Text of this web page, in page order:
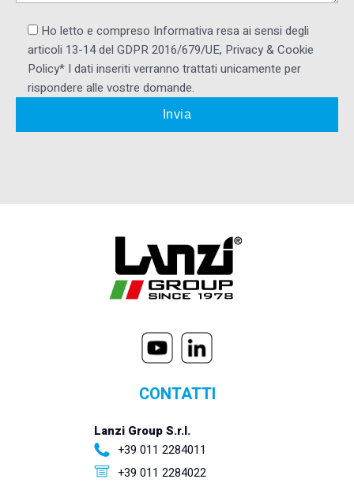
Ho letto e compreso Informativa resa ai ​sensi degli
articoli 13-14 del GDPR 2016/679/UE, Privacy & Cookie
Policy* I dati inseriti verranno trattati unicamente per
rispondere alle vostre domande.
CONTATTI
Lanzi Group S.r.l.
+39 011 2284011
+39 011 2284022